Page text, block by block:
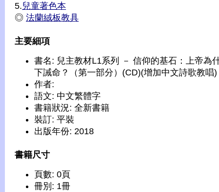
5.兒童著色本
◎ 法蘭絨板教具
主要細項
書名: 兒主教材L1系列 － 信仰的基石：上帝為
下誡命？（第一部分）(CD)(增加中文詩歌教唱)
作者:
語文: 中文繁體字
書籍狀況: 全新書籍
裝訂: 平裝
出版年份: 2018
書籍尺寸
頁數: 0頁
冊別: 1冊